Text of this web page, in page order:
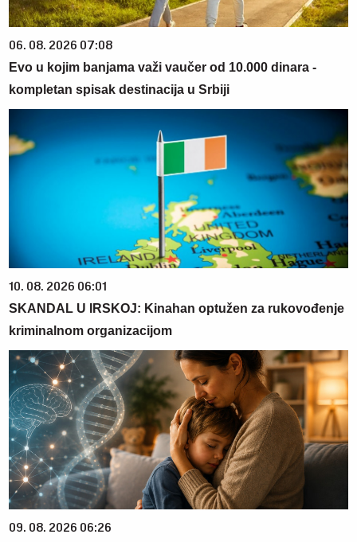
06. 08. 2026 07:08
Evo u kojim banjama važi vaučer od 10.000 dinara -
kompletan spisak destinacija u Srbiji
10. 08. 2026 06:01
SKANDAL U IRSKOJ: Kinahan optužen za rukovođenje
kriminalnom organizacijom
09. 08. 2026 06:26